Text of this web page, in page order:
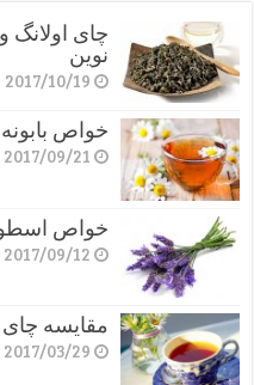
چای
نوین
2017/10/19
خواص
2017/09/21
خواص
2017/09/12
مقایسه
2017/03/29